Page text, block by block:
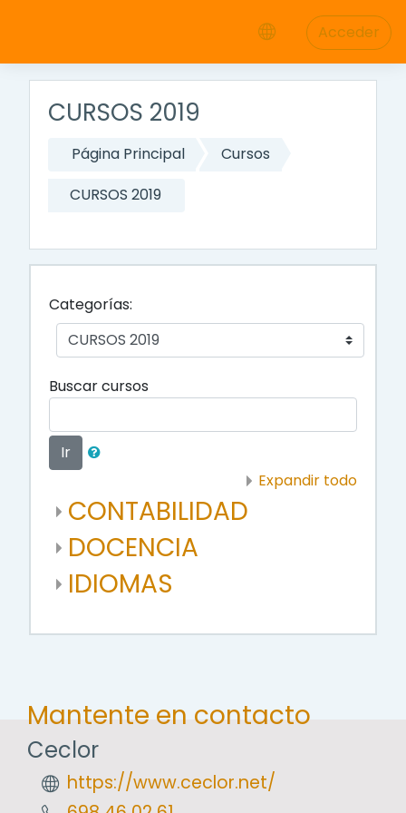
Acceder
CURSOS 2019
Página Principal
Cursos
CURSOS 2019
Categorías:
Buscar cursos
Ir
Expandir todo
CONTABILIDAD
DOCENCIA
IDIOMAS
Mantente en contacto
Ceclor
https://www.ceclor.net/